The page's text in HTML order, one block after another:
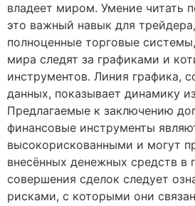
владеет миром. Умение читать
это важный навык для
полноценные торговые
мира следят за графиками и
инструментов. Линия графика,
данных, показывает динамику
Предлагаемые к заключению
финансовые инструменты
высокорискованными и могут
внесённых денежных средств в
совершения сделок следует
рисками, с которыми они